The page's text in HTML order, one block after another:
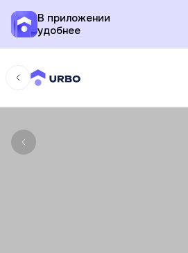
В приложении
удобнее